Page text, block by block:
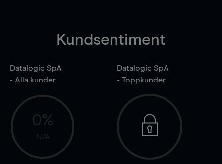
Kundsentiment
Datalogic SpA
- Alla kunder
0%
N/A
Datalogic SpA
- Toppkunder